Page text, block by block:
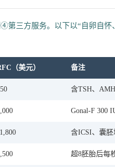
三方服务。以下以“自卵自怀
（美元） 备注
含TSH、
Gonal-F 300
含ICSI、囊胚
超8胚胎后每